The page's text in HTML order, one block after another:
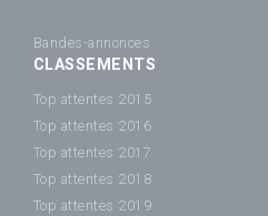
Bandes-annonces
CLASSEMENTS
Top attentes 2015
Top attentes 2016
Top attentes 2017
Top attentes 2018
Top attentes 2019